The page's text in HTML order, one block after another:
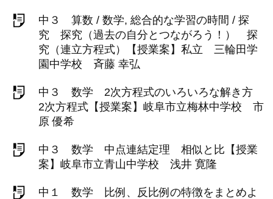
中３ 算数 / 数学, 総合的な学習の時間 / 探
究 探究（過去の自分とつながろう！） 探
究（連立方程式）【授業案】私立 三輪田学
園中学校 斉藤 幸弘
中３ 数学 2次方程式のいろいろな解き方
2次方程式【授業案】岐阜市立梅林中学校 市
原 優希
中３ 数学 中点連結定理 相似と比【授業
案】岐阜市立青山中学校 浅井 寛隆
中１ 数学 比例、反比例の特徴をまとめよ